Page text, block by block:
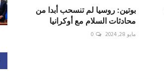
بوتين: روسيا لم تنسحب أبدا من
محادثات السلام مع أوكرانيا
مايو 28, 2024 0